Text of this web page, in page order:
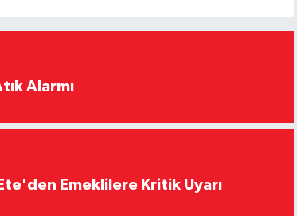
Alarmı
Emeklilere Kritik Uyarı